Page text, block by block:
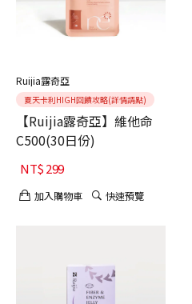
Ruijia露奇亞
夏天卡利HIGH回饋攻略(詳情請點)
【Ruijia露奇亞】維他命
C500(30日份)
NT$299
加入購物車 快速預覽